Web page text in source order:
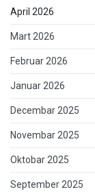
April 2026
Mart 2026
Februar 2026
Januar 2026
Decembar 2025
Novembar 2025
Oktobar 2025
September 2025